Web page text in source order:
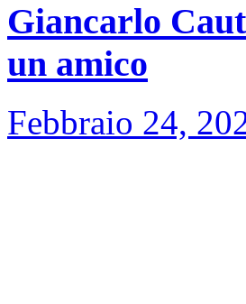
Giancarlo
un amico
Febbraio 24,